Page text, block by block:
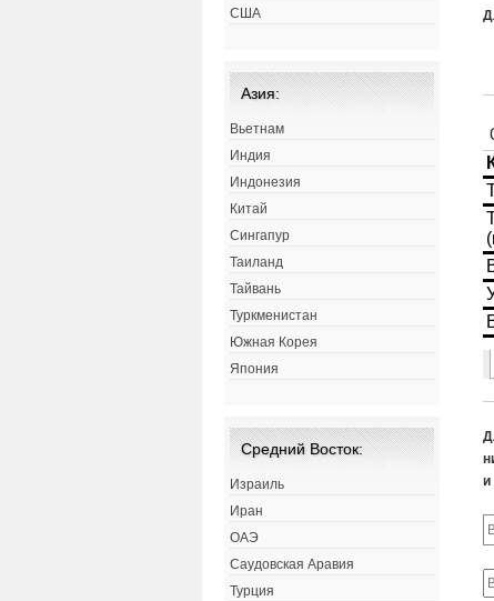
и
США
Азия:
Вьетнам
Индия
Индонезия
Китай
Сингапур
Таиланд
Тайвань
Туркменистан
Южная Корея
Япония
Средний Восток:
Израиль
Иран
ОАЭ
Саудовская Аравия
Турция